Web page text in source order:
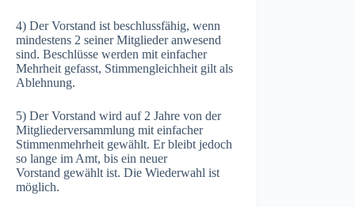
4) Der Vorstand ist beschlussfähig, wenn
mindestens 2 seiner Mitglieder anwesend
sind. Beschlüsse werden mit einfacher
Mehrheit gefasst, Stimmengleichheit gilt als
Ablehnung.
5) Der Vorstand wird auf 2 Jahre von der
Mitgliederversammlung mit einfacher
Stimmenmehrheit gewählt. Er bleibt jedoch
so lange im Amt, bis ein neuer
Vorstand gewählt ist. Die Wiederwahl ist
möglich.